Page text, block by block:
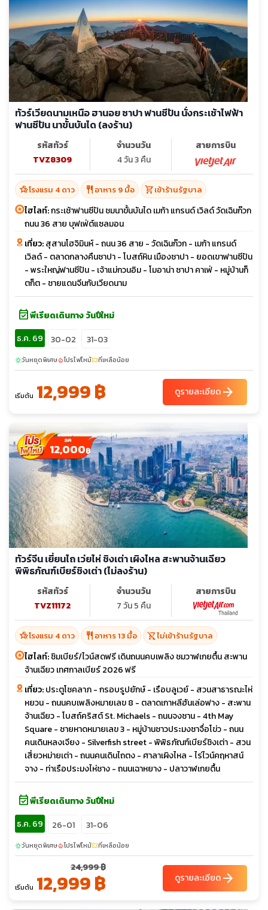
ทัวร์เวียดนามเหนือ ฮานอย ซาปา ฟานซีปัน นั่งกระเช้าไฟฟ้า
ฟานซีปัน นาขั้นบันได (ลงร้าน)
รหัสทัวร์
TVZ8309
จำนวนวัน
4 วัน 3 คืน
สายการบิน
hotel_classโรงแรม 4 ดาว restaurant อาหาร 9 มื้อ shopping_cartเข้าร้านรัฐบาล
ไฮไลท์:กระเช้าฟานซีปัน ชมนาขั้นบันได เมก้า แกรนด์ เวิลด์ วัดเฉินก๊วก
ถนน 36 สาย บุฟเฟ่ต์แซลมอน
เที่ยว:สุสานโฮจิมินห์ - ถนน 36 สาย - วัดเฉินก๊วก - เมก้า แกรนด์
เวิลด์ - ตลาดกลางคืนซาปา - โบสถ์หิน เมืองซาปา - ยอดเขาฟานซีปัน
- พระใหญ่ฟานซีปัน - เจ้าแม่กวนอิม - โมอาน่า ซาปา คาเฟ่ - หมู่บ้านก็
ตก็ต - ชายแดนจีนกับเวียดนาม
event_availableพีเรียดเดินทาง วันปีใหม่
ธ.ค. 69
30-02 31-03
sunnyวันหยุดพิเศษlocal_fire_departmentโปรไฟไหม้confirmation_numberที่เหลือน้อย
เริ่มต้น 12,999 ฿ ดูรายละเอียดarrow_forward
12,000฿
ทัวร์จีน เยี่ยนไถ เว่ยไห่ ชิงเต่า เผิงไหล สะพานจ้านเฉียว
พิพิธภัณฑ์เบียร์ชิงเต่า (ไม่ลงร้าน)
รหัสทัวร์
TVZ11172
จำนวนวัน
7 วัน 5 คืน
สายการบิน
hotel_classโรงแรม 4 ดาว restaurant อาหาร 13 มื้อ shopping_cart_offไม่เข้าร้านรัฐบาล
ไฮไลท์:ชิมเบียร์/ไวน์สดฟรี เดินถนนคบเพลิง ชมวาฬเกยตื้น สะพาน
จ้านเฉียว เทศกาลเบียร์ 2026 ฟรี
เที่ยว:ประตูโชคลาภ - กรอบรูปยักษ์ - เรือบลูเวย์ - สวนสาธารณะไห่
หยวน - ถนนคบเพลิงหมายเลข 8 - ตลาดเกาหลีฮันเล่อฟาง - สะพาน
จ้านเฉียว - โบสถ์คริสต์ St. Michaels - ถนนจงซาน - 4th May
Square - ชายหาดหมายเลข 3 - หมู่บ้านชาวประมงซาจื่อโข่ว - ถนน
คนเดินหลงเจียง - Silverfish street - พิพิธภัณฑ์เบียร์ชิงเต่า - สวน
เสี่ยวหม่ายเต่า - ถนนคนเดินไถตง - ศาลาเผิงไหล - ไร่ไวน์คฤหาสน์
จาง - ท่าเรือประมงไห่ชาง - ถนนเฉาหยาง - ปลาวาฬเกยตื้น
event_availableพีเรียดเดินทาง วันปีใหม่
ธ.ค. 69
26-01 31-06
sunnyวันหยุดพิเศษlocal_fire_departmentโปรไฟไหม้confirmation_numberที่เหลือน้อย
เริ่มต้น
24,999 ฿
12,999 ฿ ดูรายละเอียดarrow_forward